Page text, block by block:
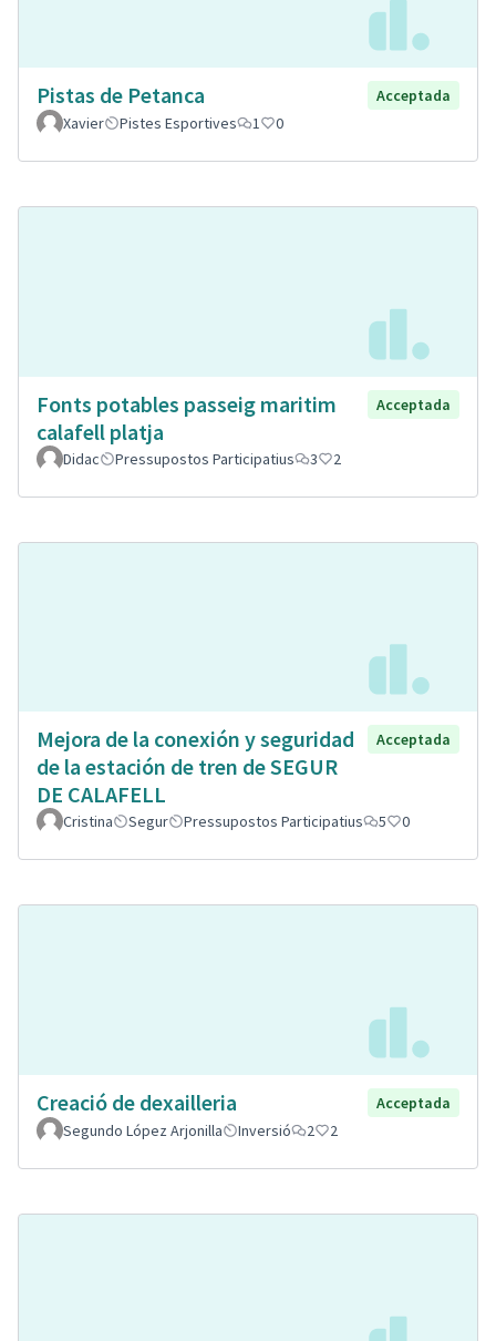
Pistas de Petanca
Acceptada
Xavier
Pistes Esportives 1 0
Fonts potables passeig maritim
calafell platja
Acceptada
Didac Pressupostos Participatius 3 2
Mejora de la conexión y seguridad
de la estación de tren de SEGUR
DE CALAFELL
Acceptada
Cristina Segur Pressupostos Participatius 5 0
Creació de dexailleria
Acceptada
Segundo López Arjonilla
Inversió 2 2